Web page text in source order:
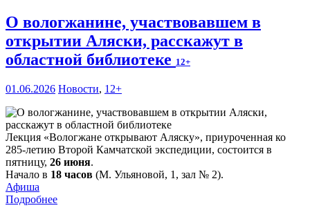
О вологжанине, участвовавшем в
открытии Аляски, расскажут в
областной библиотеке 12+
01.06.2026 Новости, 12+
Лекция «Вологжане открывают Аляску», приуроченная ко
285-летию Второй Камчатской экспедиции, состоится в
пятницу, 26 июня.
Начало в 18 часов (М. Ульяновой, 1, зал № 2).
Афиша
Подробнее